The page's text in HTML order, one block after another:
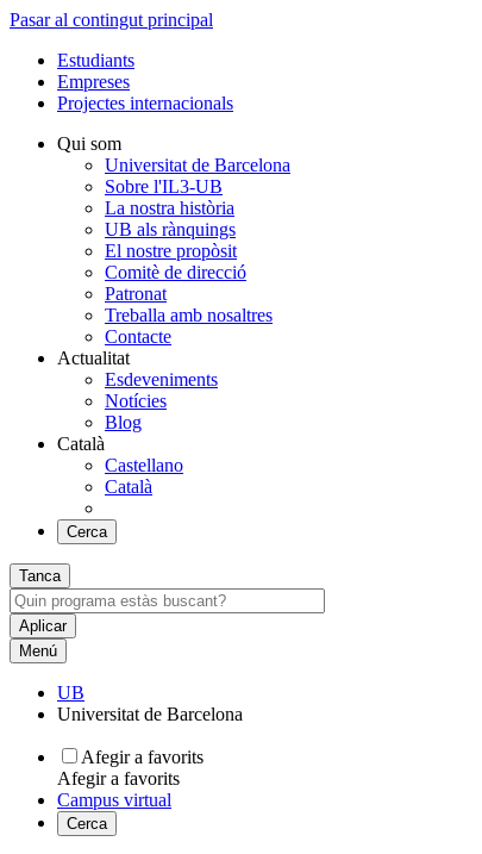
Pasar al contingut principal
Estudiants
Empreses
Projectes internacionals
Qui som
Universitat de Barcelona
Sobre l'IL3-UB
La nostra història
UB als rànquings
El nostre propòsit
Comitè de direcció
Patronat
Treballa amb nosaltres
Contacte
Actualitat
Esdeveniments
Notícies
Blog
Català
Castellano
Català
Cerca
Tanca
Menú
UB
Universitat de Barcelona
Afegir a favorits
Afegir a favorits
Campus virtual
Cerca